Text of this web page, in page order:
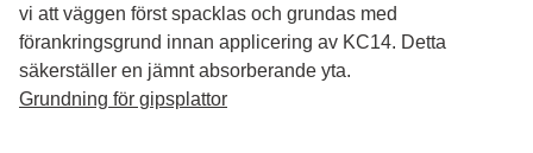
vi att väggen först spacklas och grundas med
förankringsgrund innan applicering av KC14. Detta
säkerställer en jämnt absorberande yta.
Grundning för gipsplattor